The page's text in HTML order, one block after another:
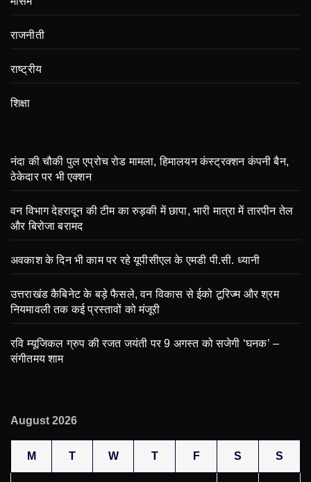
राजनीती
राष्ट्रीय
शिक्षा
नंदा की चौकी पुल एप्रोच रोड मामला, हिमालयन कंस्ट्रक्शन कंपनी बैन,
ठेकेदार पर भी एक्शन
वन विभाग देहरादून की टीम का रुड़की में छापा, भारी मात्रा में तारपीन तेल
और बिरोजा बरामद
अवकाश के दिन भी काम पर रहे यूपीसीएल के एमडी पी.सी. ध्यानी
उत्तराखंड कैबिनेट के बड़े फैसले, वन विकास से ईको टूरिज्म और श्रम
नियमावली तक कई प्रस्तावों को मंजूरी
रवि म्यूजिकल ग्रुप की रजत जयंती पर 9 अगस्त को सजेगी ‘घनक’ –
संगीतमय शाम
August 2026
M T W T F S S